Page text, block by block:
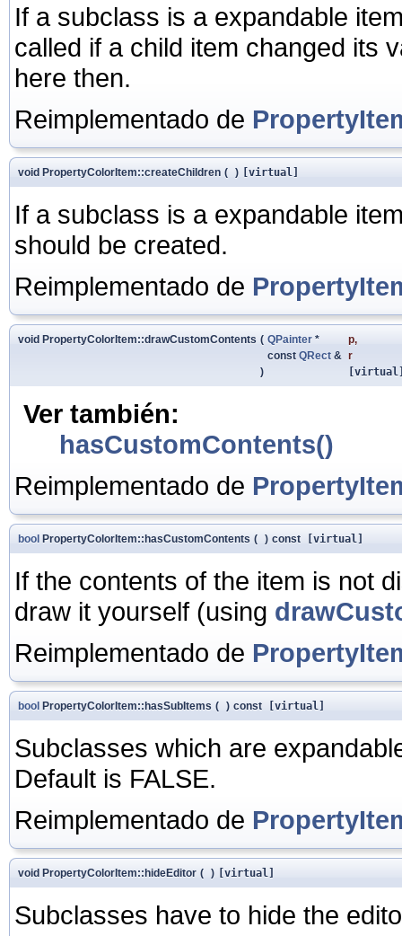
If a subclass is a expandable
called if a child item changed its
here then.
Reimplementado de
void PropertyColorItem::createChildren ( ) [virtual]
If a subclass is a expandable
should be created.
Reimplementado de
void PropertyColorItem::drawCustomContents ( QPainter * p,
const QRect & r
)
Ver también:
hasCustomContents()
Reimplementado de
bool PropertyColorItem::hasCustomContents ( ) const [virtual]
If the contents of the item is not
draw it yourself (using
Reimplementado de
bool PropertyColorItem::hasSubItems ( ) const [virtual]
Subclasses which are
Default is FALSE.
Reimplementado de
void PropertyColorItem::hideEditor ( ) [virtual]
Subclasses have to hide the